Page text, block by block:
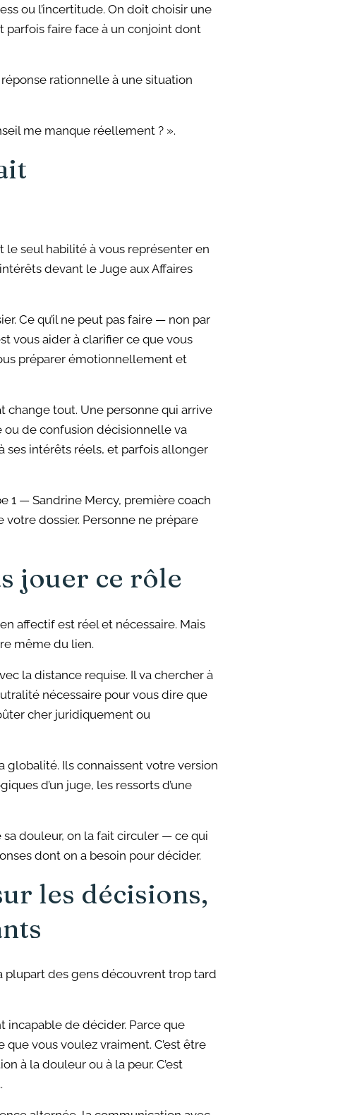
ou l’incertitude. On doit choisir une
parfois faire face à un conjoint dont
réponse rationnelle à une situation
me manque réellement ? ».
le seul habilité à vous représenter en
devant le Juge aux Affaires
Ce qu’il ne peut pas faire — non par
vous aider à clarifier ce que vous
préparer émotionnellement et
change tout. Une personne qui arrive
ou de confusion décisionnelle va
ses intérêts réels, et parfois allonger
1 — Sandrine Mercy, première coach
votre dossier. Personne ne prépare
jouer ce rôle
affectif est réel et nécessaire. Mais
même du lien.
la distance requise. Il va chercher à
nécessaire pour vous dire que
cher juridiquement ou
globalité. Ils connaissent votre version
d’un juge, les ressorts d’une
sa douleur, on la fait circuler — ce qui
dont on a besoin pour décider.
les décisions,
plupart des gens découvrent trop tard
incapable de décider. Parce que
que vous voulez vraiment. C’est être
à la douleur ou à la peur. C’est